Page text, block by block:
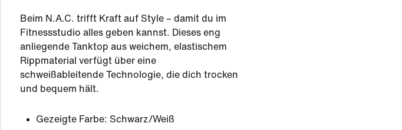
Beim N.A.C. trifft Kraft auf Style – damit du im
Fitnessstudio alles geben kannst. Dieses eng
anliegende Tanktop aus weichem, elastischem
Rippmaterial verfügt über eine
schweißableitende Technologie, die dich trocken
und bequem hält.
Gezeigte Farbe: Schwarz/Weiß